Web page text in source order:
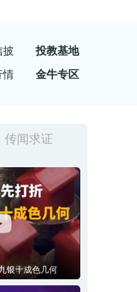
披
投教基地
情 金牛专区
传闻求证
银十成色几何